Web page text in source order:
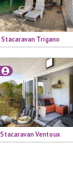
Stacaravan Trigano
Stacaravan Ventoux